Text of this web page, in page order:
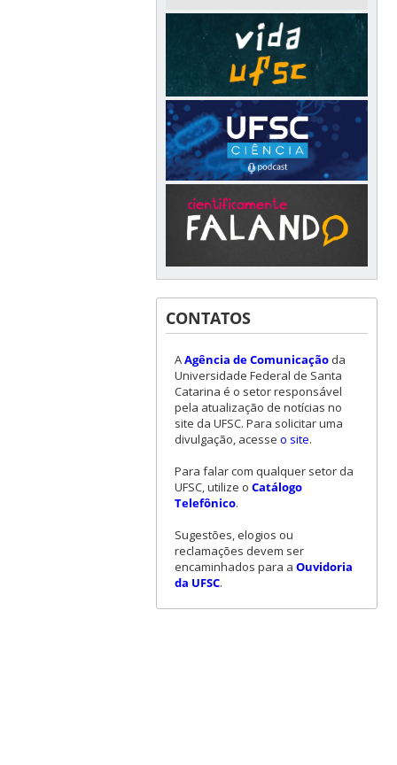
CONTATOS
AAgência de Comunicaçãoda
Universidade Federal de Santa
Catarina é o setor responsável
pela atualização de notícias no
site da UFSC. Para solicitar uma
divulgação, acesse o site.
Para falar com qualquer setor da
UFSC, utilize o Catálogo
Telefônico.
Sugestões, elogios ou
reclamações devem ser
encaminhados para a Ouvidoria
da UFSC.